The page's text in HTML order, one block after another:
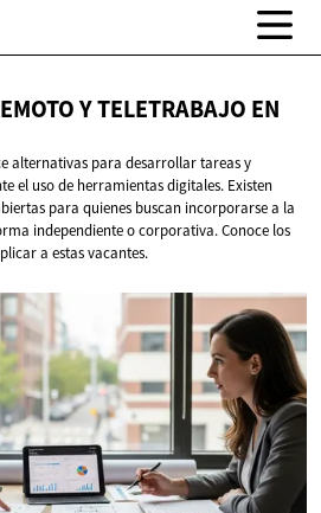
Y TELETRABAJO EN
alternativas para desarrollar tareas y
el uso de herramientas digitales. Existen
para quienes buscan incorporarse a la
independiente o corporativa. Conoce los
a estas vacantes.